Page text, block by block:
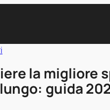
la migliore
guida